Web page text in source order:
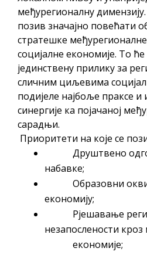
међурегионалну
позив значајно повећати
стратешке
социјалне економије. То
јединствену прилику за
сличним циљевима
подијеле најбоље праксе и
синергије ка појачаној
сарадњи.
Приоритети на које се
Друштвено
набавке;
Образовни оквир
економију;
Рјешавање
незапослености
економије;